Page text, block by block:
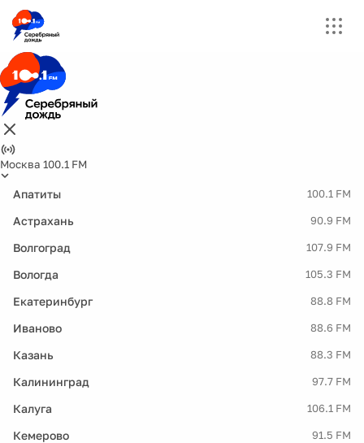
Москва 100.1 FM
Апатиты 100.1 FM
Астрахань 90.9 FM
Волгоград 107.9 FM
Вологда 105.3 FM
Екатеринбург 88.8 FM
Иваново 88.6 FM
Казань 88.3 FM
Калининград 97.7 FM
Калуга 106.1 FM
Кемерово 91.5 FM